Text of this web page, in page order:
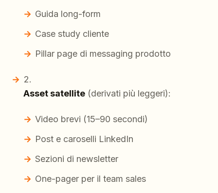
Guida long-form
Case study cliente
Pillar page di messaging prodotto
Asset satellite (derivati più leggeri):
Video brevi (15–90 secondi)
Post e caroselli LinkedIn
Sezioni di newsletter
One-pager per il team sales